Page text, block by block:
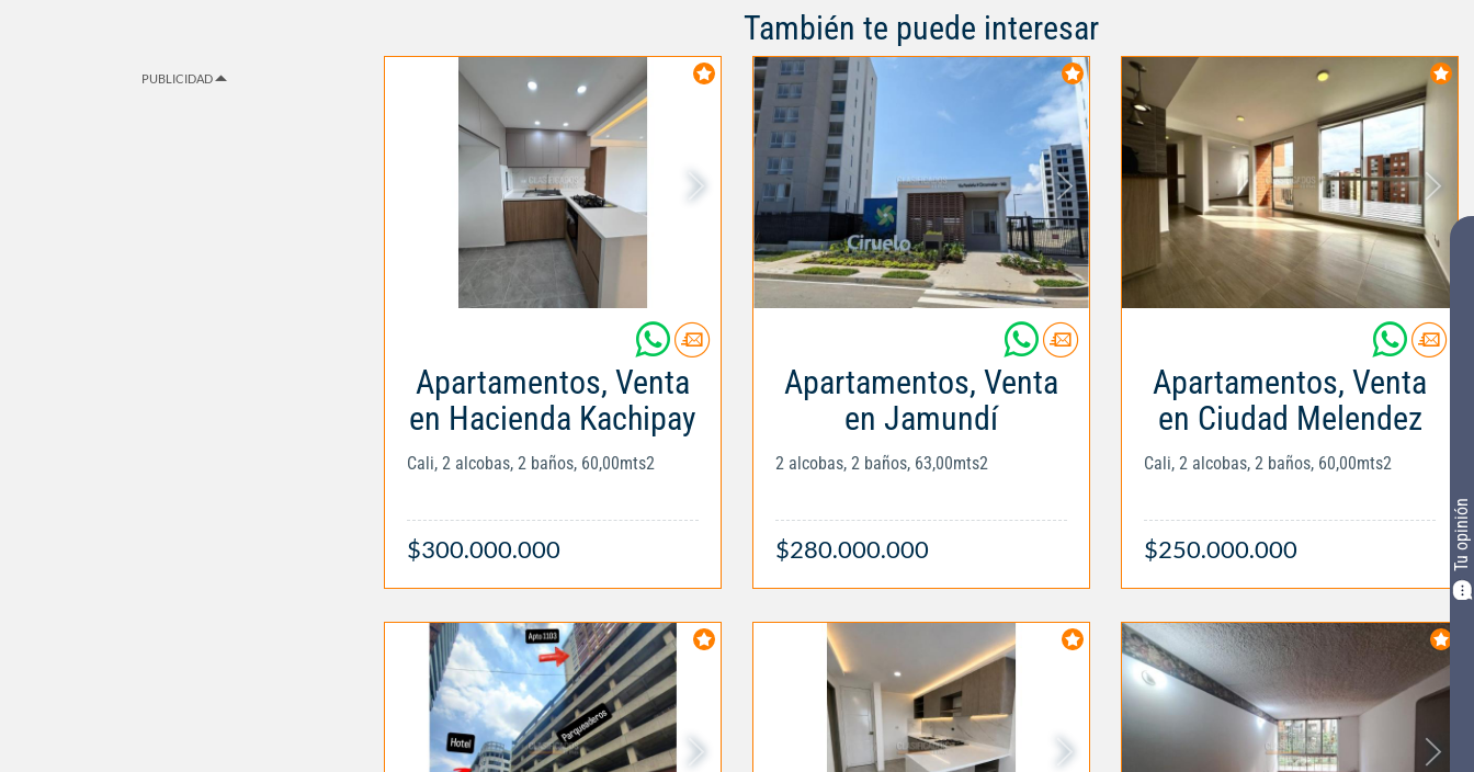
Tu opinión
PUBLICIDAD
También te puede interesar
Apartamentos, Venta
en Hacienda Kachipay
Cali, 2 alcobas, 2 baños, 60,00mts2
$300.000.000
Apartamentos, Venta
en Jamundí
2 alcobas, 2 baños, 63,00mts2
$280.000.000
Apartamentos, Venta
en Ciudad Melendez
Cali, 2 alcobas, 2 baños, 60,00mts2
$250.000.000